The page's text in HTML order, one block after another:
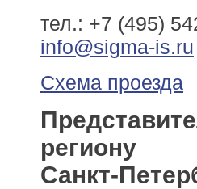
тел.: +7 (495)
info@sigma-is.ru
Схема проезда
региону
Санкт-